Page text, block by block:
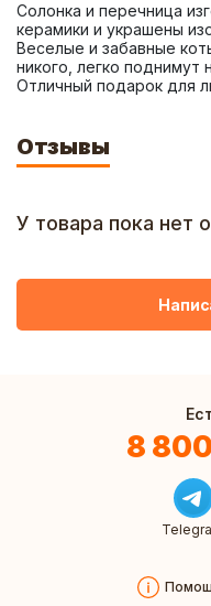
Солонка и перечница
керамики и украшены
Веселые и забавные
никого, легко поднимут
Отличный подарок для
Отзывы
У товара пока нет
8